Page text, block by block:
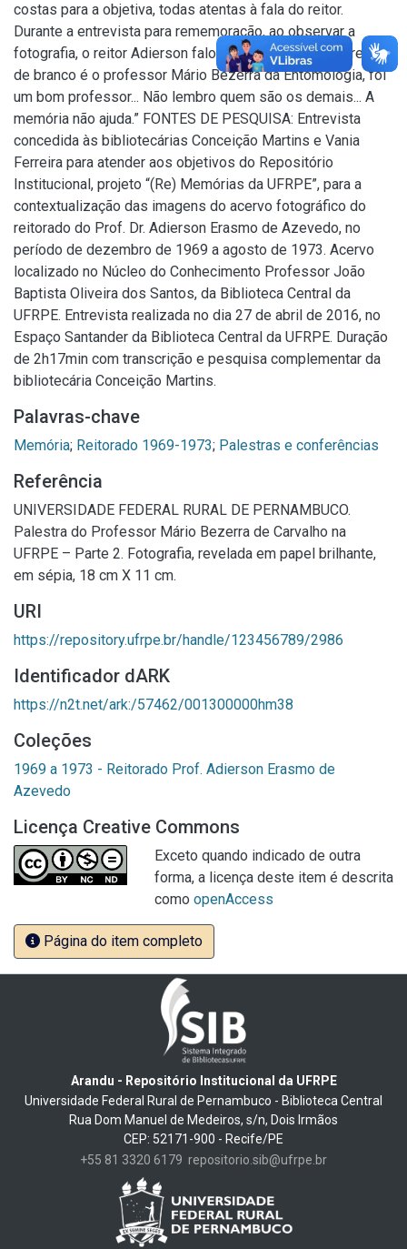
costas para a objetiva, todas atentas à fala do reitor.
Durante a entrevista para rememoração, ao observar a
fotografia, o reitor Adierson falou: “Esse aqui que aparece
de branco é o professor Mário Bezerra da Entomologia, foi
um bom professor... Não lembro quem são os demais... A
memória não ajuda.” FONTES DE PESQUISA: Entrevista
concedida às bibliotecárias Conceição Martins e Vania
Ferreira para atender aos objetivos do Repositório
Institucional, projeto “(Re) Memórias da UFRPE”, para a
contextualização das imagens do acervo fotográfico do
reitorado do Prof. Dr. Adierson Erasmo de Azevedo, no
período de dezembro de 1969 a agosto de 1973. Acervo
localizado no Núcleo do Conhecimento Professor João
Baptista Oliveira dos Santos, da Biblioteca Central da
UFRPE. Entrevista realizada no dia 27 de abril de 2016, no
Espaço Santander da Biblioteca Central da UFRPE. Duração
de 2h17min com transcrição e pesquisa complementar da
bibliotecária Conceição Martins.
Palavras-chave
Memória; Reitorado 1969-1973; Palestras e conferências
Referência
UNIVERSIDADE FEDERAL RURAL DE PERNAMBUCO.
Palestra do Professor Mário Bezerra de Carvalho na
UFRPE – Parte 2. Fotografia, revelada em papel brilhante,
em sépia, 18 cm X 11 cm.
URI
https://repository.ufrpe.br/handle/123456789/2986
Identificador dARK
https://n2t.net/ark:/57462/001300000hm38
Coleções
1969 a 1973 - Reitorado Prof. Adierson Erasmo de
Azevedo
Licença Creative Commons
Exceto quando indicado de outra
forma, a licença deste item é descrita
como openAccess
Página do item completo
Arandu - Repositório Institucional da UFRPE
Universidade Federal Rural de Pernambuco - Biblioteca Central
Rua Dom Manuel de Medeiros, s/n, Dois Irmãos
CEP: 52171-900 - Recife/PE
+55 81 3320 6179 repositorio.sib@ufrpe.br